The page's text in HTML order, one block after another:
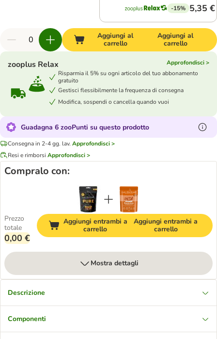
-15% 5,35 €
Aggiungi al
carrello
Aggiungi al
carrello
zooplus Relax
Approfondisci >
Risparmia il 5% su ogni articolo del tuo abbonamento
gratuito
Gestisci flessibilmente la frequenza di consegna
Modifica, sospendi o cancella quando vuoi
Guadagna 6 zooPunti su questo prodotto
Consegna in 2-4 gg. lav. Approfondisci >
Resi e rimborsi Approfondisci >
Compralo con:
Prezzo
totale
0,00 €
Aggiungi entrambi a
carrello
Aggiungi entrambi a
carrello
Mostra dettagli
Descrizione
Componenti